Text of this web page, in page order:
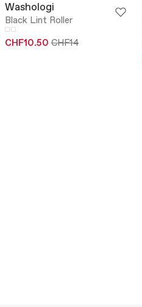
Washologi
Black Lint Roller
CHF10.50 CHF14